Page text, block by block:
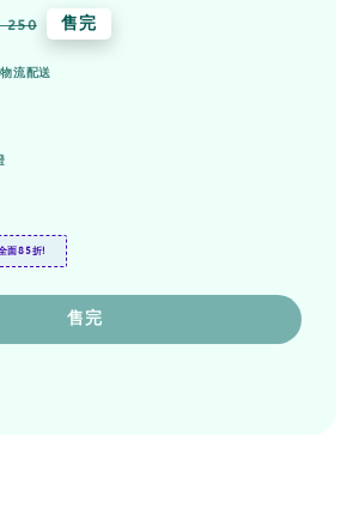
250 售完
流配送
面85折!
售完